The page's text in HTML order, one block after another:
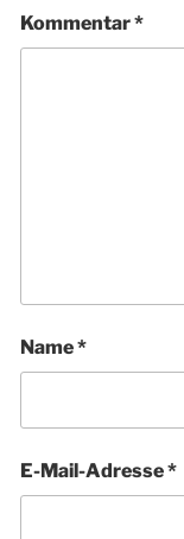
Kommentar*
Name*
E-Mail-Adresse*